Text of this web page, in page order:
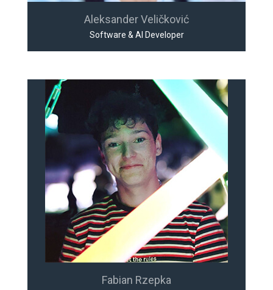
Aleksander Veličković
Software & AI Developer
Fabian Rzepka